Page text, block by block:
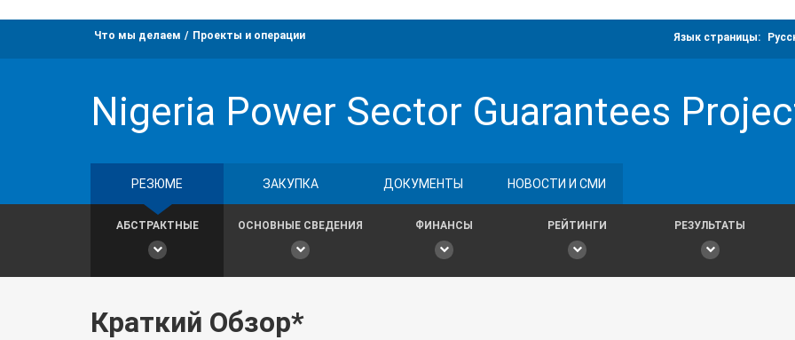
Что мы делаем Проекты и операции Язык страницы:
Nigeria Power Sector Guarantees
РЕЗЮМЕ ЗАКУПКА ДОКУМЕНТЫ НОВОСТИ И СМИ
АБСТРАКТНЫЕ ОСНОВНЫЕ СВЕДЕНИЯ ФИНАНСЫ РЕЙТИНГИ РЕЗУЛЬТАТЫ
Краткий Обзор*